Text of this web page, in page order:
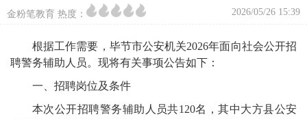
金粉笔教育 热度： 2026/05/26 15:39
根据工作需要， 毕节市公安机关2026年面向社会公开招
聘警务辅助人员。 现将有关事项公告如下：
一、招聘岗位及条件
本次公开招聘警务辅助人员共120名，其中大方县公安